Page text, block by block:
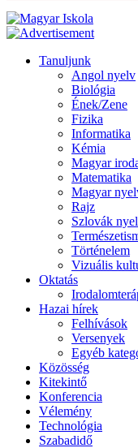
Tanuljunk
Angol nyelv
Biológia
Ének/Zene
Fizika
Informatika
Kémia
Magyar
Matematika
Magyar
Rajz
Szlovák
Történelem
Vizuális
Oktatás
Hazai hírek
Felhívások
Versenyek
Egyéb
Közösség
Kitekintő
Konferencia
Vélemény
Technológia
Szabadidő